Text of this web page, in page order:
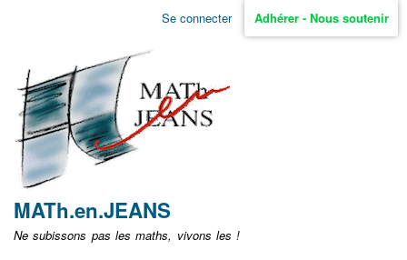
Aller
non
identifié
Se connecter Adhérer - Nous soutenir
MATh.en.JEANS
Ne subissons pas les maths, vivons les !